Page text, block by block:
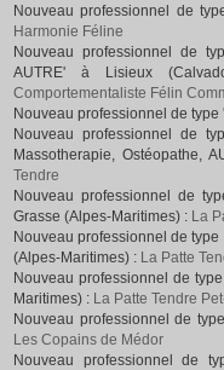
Nouveau professionnel de
Harmonie Féline
Nouveau professionnel de
AUTRE' à Lisieux
Comportementaliste Félin
Nouveau professionnel de type
Nouveau professionnel de
Massotherapie, Ostéopathe,
Tendre
Nouveau professionnel de
Grasse (Alpes-Maritimes) : La
Nouveau professionnel de type
(Alpes-Maritimes) : La Patte
Nouveau professionnel de
Maritimes) : La Patte Tendre
Nouveau professionnel de
Les Copains de Médor
Nouveau professionnel de